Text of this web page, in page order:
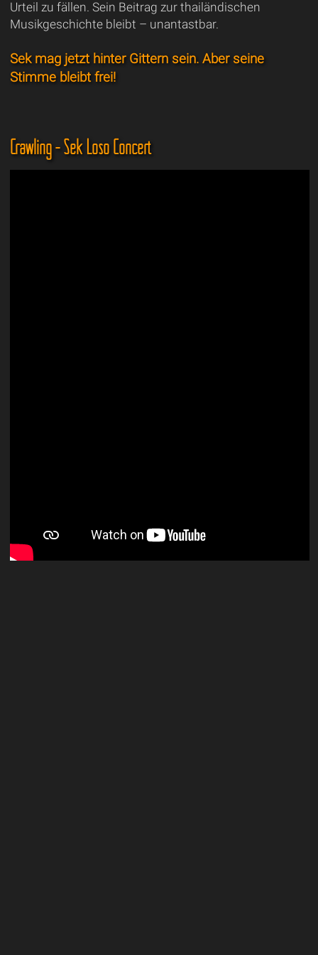
Urteil zu fällen. Sein Beitrag zur thailändischen
Musikgeschichte bleibt – unantastbar.
Sek mag jetzt hinter Gittern sein. Aber seine
Stimme bleibt frei!
Crawling - Sek Loso Concert